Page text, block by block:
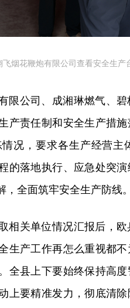
飞烟花鞭炮有限公司查看安全生产
限公司、成湘琳燃气、
产责任制和安全生产措施
况，要求各生产经营主
的落地执行、应急处突
全面筑牢安全生产防线。
相关单位情况汇报后，
生产工作再怎么重视都
全县上下要始终保持高
上要精准发力，彻底清